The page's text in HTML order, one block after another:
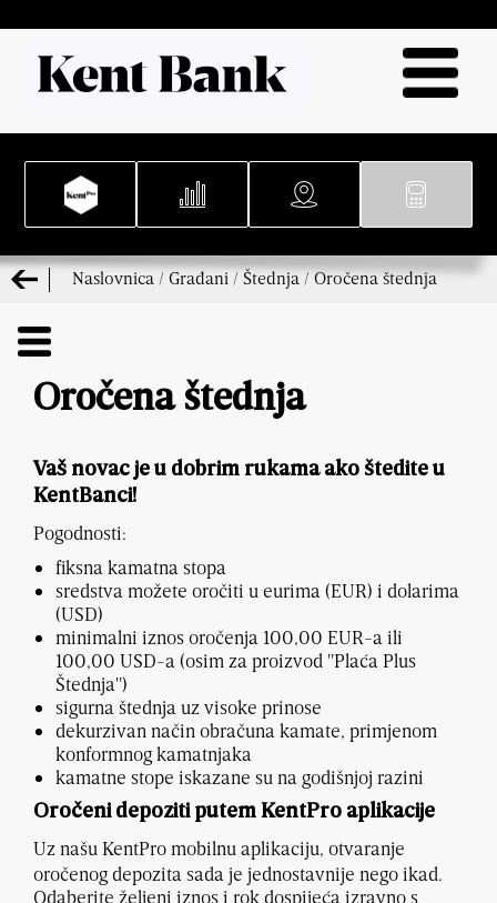
Naslovnica / Građani / Štednja / Oročena štednja
Oročena štednja
Vaš novac je u dobrim rukama ako štedite u
KentBanci!
Pogodnosti:
fiksna kamatna stopa
sredstva možete oročiti u eurima (EUR) i dolarima
(USD)
minimalni iznos oročenja 100,00 EUR-a ili
100,00 USD-a (osim za proizvod "Plaća Plus
Štednja")
sigurna štednja uz visoke prinose
dekurzivan način obračuna kamate, primjenom
konformnog kamatnjaka
kamatne stope iskazane su na godišnjoj razini
Oročeni depoziti putem KentPro aplikacije
Uz našu KentPro mobilnu aplikaciju, otvaranje
oročenog depozita sada je jednostavnije nego ikad.
Odaberite željeni iznos i rok dospijeća izravno s